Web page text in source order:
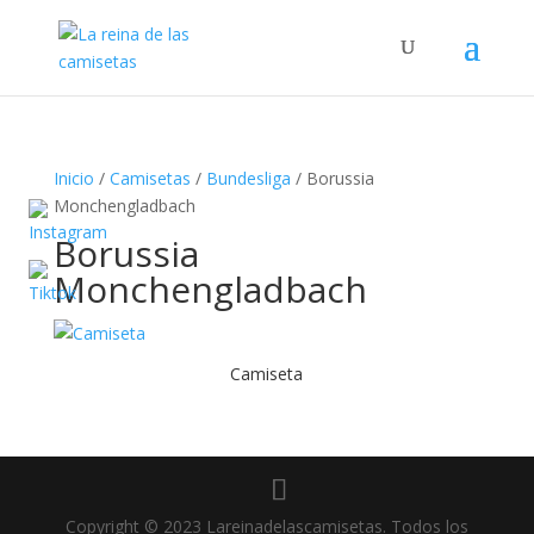
Búsqueda
Inicio / Camisetas / Bundesliga / Borussia
Monchengladbach
Borussia
Monchengladbach
Camiseta
Copyright © 2023 Lareinadelascamisetas. Todos los